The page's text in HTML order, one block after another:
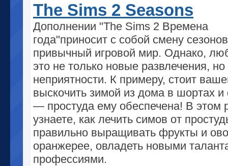
The Sims 2 Seasons
Дополнении "The Sims 2 Времена
года"приносит с собой смену
привычный игровой мир. Однако,
это не только новые развлечения,
неприятности. К примеру, стоит
выскочить зимой из дома в шортах
— простуда ему обеспечена! В этом
узнаете, как лечить симов от
правильно выращивать фрукты и
оранжерее, овладеть новыми
профессиями.